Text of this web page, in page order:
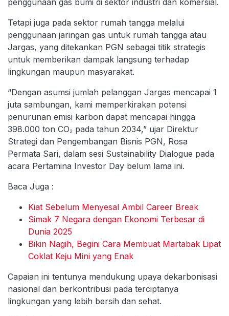
penggunaan gas bumi di sektor industri dan komersial.
Tetapi juga pada sektor rumah tangga melalui
penggunaan jaringan gas untuk rumah tangga atau
Jargas, yang ditekankan PGN sebagai titik strategis
untuk memberikan dampak langsung terhadap
lingkungan maupun masyarakat.
“Dengan asumsi jumlah pelanggan Jargas mencapai 1
juta sambungan, kami memperkirakan potensi
penurunan emisi karbon dapat mencapai hingga
398.000 ton CO₂ pada tahun 2034,” ujar Direktur
Strategi dan Pengembangan Bisnis PGN, Rosa
Permata Sari, dalam sesi Sustainability Dialogue pada
acara Pertamina Investor Day belum lama ini.
Baca Juga :
Kiat Sebelum Menyesal Ambil Career Break
Simak 7 Negara dengan Ekonomi Terbesar di
Dunia 2025
Bikin Nagih, Begini Cara Membuat Martabak Lipat
Coklat Keju Mini yang Enak
Capaian ini tentunya mendukung upaya dekarbonisasi
nasional dan berkontribusi pada terciptanya
lingkungan yang lebih bersih dan sehat.